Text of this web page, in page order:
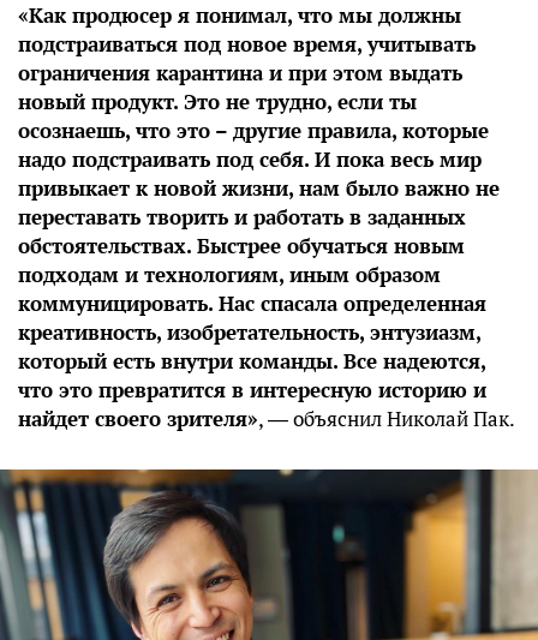
«Как продюсер я понимал, что мы должны
подстраиваться под новое время, учитывать
ограничения карантина и при этом выдать
новый продукт. Это не трудно, если ты
осознаешь, что это – другие правила, которые
надо подстраивать под себя. И пока весь мир
привыкает к новой жизни, нам было важно не
переставать творить и работать в заданных
обстоятельствах. Быстрее обучаться новым
подходам и технологиям, иным образом
коммуницировать. Нас спасала определенная
креативность, изобретательность, энтузиазм,
который есть внутри команды. Все надеются,
что это превратится в интересную историю и
найдет своего зрителя», ― объяснил Николай Пак.